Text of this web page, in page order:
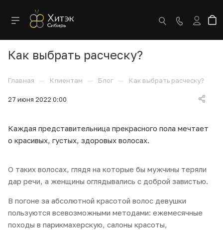
Как выбрать расческу?
Главная — Клиентам — Блог — Как выбрать расческу?
27 июня 2022 0:00
Каждая представительница прекрасного пола мечтает
о красивых, густых, здоровых волосах.
О таких волосах, глядя на которые бы мужчины теряли
дар речи, а женщины оглядывались с доброй завистью.
В погоне за абсолютной красотой волос девушки
пользуются всевозможными методами: ежемесячные
походы в парикмахерскую, салоны красоты,